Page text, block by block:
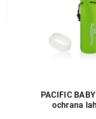
PACIFIC
ochrana